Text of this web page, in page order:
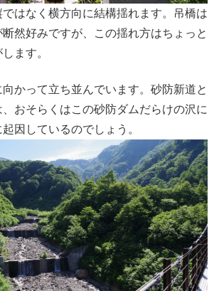
はなく横方向に結構揺れます。吊橋は
然好みですが、この揺れ方はちょっと
ます。
かって立ち並んでいます。砂防新道と
おそらくはこの砂防ダムだらけの沢に
因しているのでしょう。